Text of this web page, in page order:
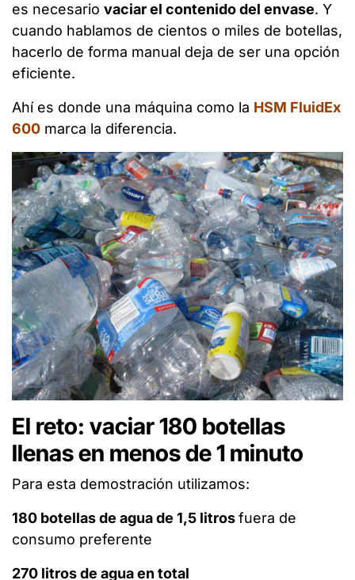
es necesario vaciar el contenido del envase. Y
cuando hablamos de cientos o miles de botellas,
hacerlo de forma manual deja de ser una opción
eficiente.
Ahí es donde una máquina como la HSM FluidEx
600 marca la diferencia.
El reto: vaciar 180 botellas
llenas en menos de 1 minuto
Para esta demostración utilizamos:
180 botellas de agua de 1,5 litrosfuera de
consumo preferente
270 litros de agua en total